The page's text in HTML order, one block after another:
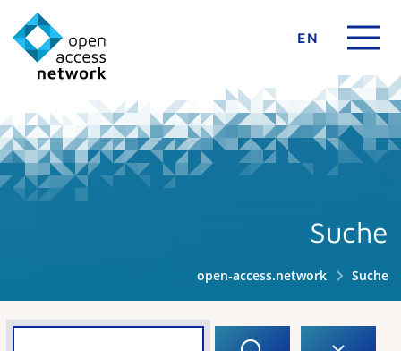
EN
Suche
open-access.network Suche